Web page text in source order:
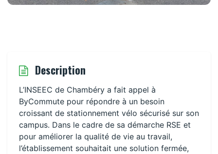
Description
L’INSEEC de Chambéry a fait appel à
ByCommute pour répondre à un besoin
croissant de stationnement vélo sécurisé sur son
campus. Dans le cadre de sa démarche RSE et
pour améliorer la qualité de vie au travail,
l’établissement souhaitait une solution fermée,